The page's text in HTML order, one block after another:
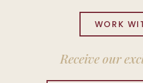
WORK
Receive our